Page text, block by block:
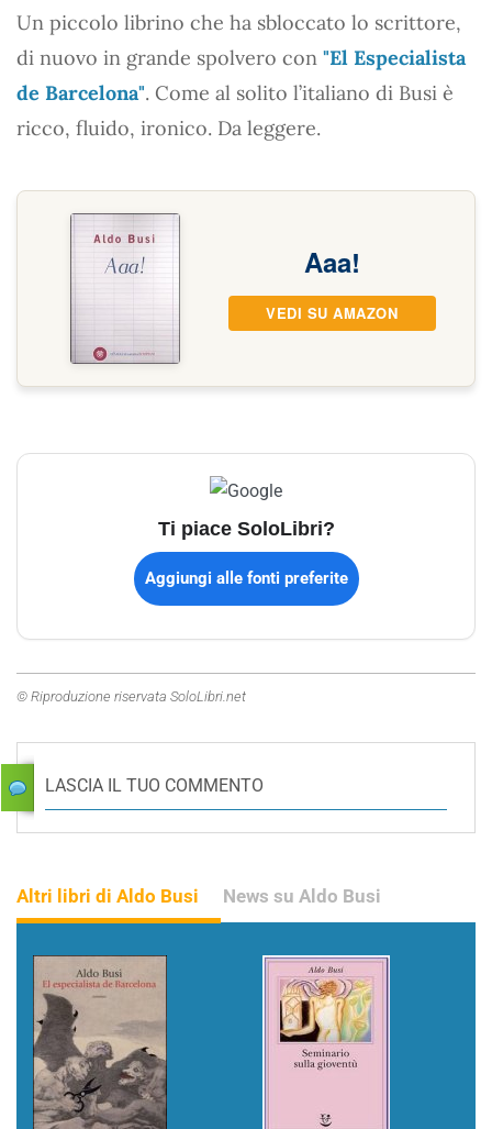
Un piccolo librino che ha sbloccato lo scrittore,
di nuovo in grande spolvero con "El Especialista
de Barcelona". Come al solito l’italiano di Busi è
ricco, fluido, ironico. Da leggere.
Aaa!
VEDI SU AMAZON
Ti piace SoloLibri?
Aggiungi alle fonti preferite
© Riproduzione riservata SoloLibri.net
LASCIA IL TUO COMMENTO
Altri libri di Aldo Busi News su Aldo Busi